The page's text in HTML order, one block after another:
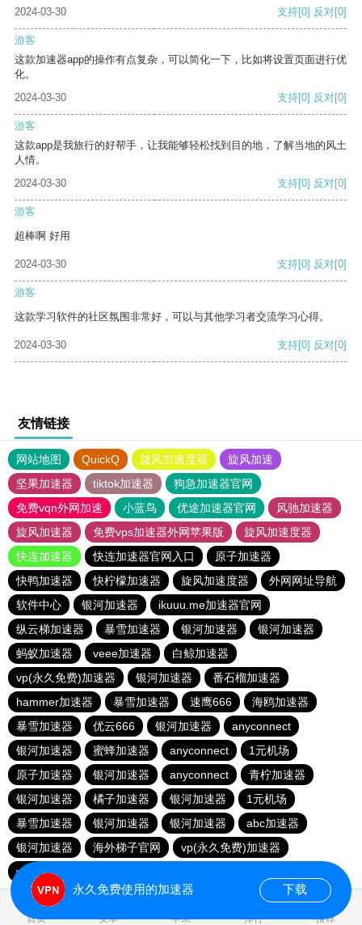
2024-03-30 支持[0] 反对[0]
游客
这款加速器app的操作有点复杂，可以简化一下，比如将设置页面进行优
化。
2024-03-30
支持[0] 反对[0]
游客
这款app是我旅行的好帮手，让我能够轻松找到目的地，了解当地的风土
人情。
2024-03-30
支持[0] 反对[0]
游客
超棒啊 好用
2024-03-30 支持[0] 反对[0]
游客
这款学习软件的社区氛围非常好，可以与其他学习者交流学习心得。
2024-03-30 支持[0] 反对[0]
友情链接
网站地图 QuickQ 旋风加速度器
旋风加速
坚果加速器
tiktok加速器
狗急加速器官网
免费vqn外网加速
小蓝鸟 优途加速器官网
风驰加速器
旋风加速器
免费vps加速器外网苹果版
旋风加速度器
快连加速器
快连加速器官网入口
原子加速器
快鸭加速器
快柠檬加速器 旋风加速度器
外网网址导航
软件中心
银河加速器
ikuuu.me加速器官网
纵云梯加速器
暴雪加速器 银河加速器
银河加速器
蚂蚁加速器
veee加速器
白鲸加速器
vp(永久免费)加速器
银河加速器
番石榴加速器
hammer加速器
暴雪加速器 速鹰666
海鸥加速器
暴雪加速器
优云666 银河加速器
anyconnect
银河加速器
蜜蜂加速器 anyconnect
1元机场
原子加速器
银河加速器 anyconnect
青柠加速器
银河加速器
橘子加速器 银河加速器
1元机场
暴雪加速器
银河加速器 银河加速器
abc加速器
银河加速器
海外梯子官网
vp(永久免费)加速器
vp(永久免费)加速器
首页 安卓 苹果 排行 推荐
永久免费使用的加速器 下载
0.026461s